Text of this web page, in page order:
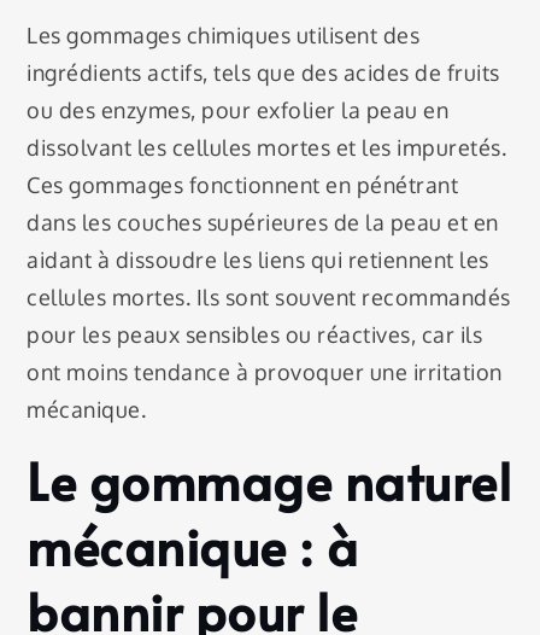
Les gommages chimiques utilisent des
ingrédients actifs, tels que des acides de fruits
ou des enzymes, pour exfolier la peau en
dissolvant les cellules mortes et les impuretés.
Ces gommages fonctionnent en pénétrant
dans les couches supérieures de la peau et en
aidant à dissoudre les liens qui retiennent les
cellules mortes. Ils sont souvent recommandés
pour les peaux sensibles ou réactives, car ils
ont moins tendance à provoquer une irritation
mécanique.
Le gommage naturel
mécanique : à
bannir pour le